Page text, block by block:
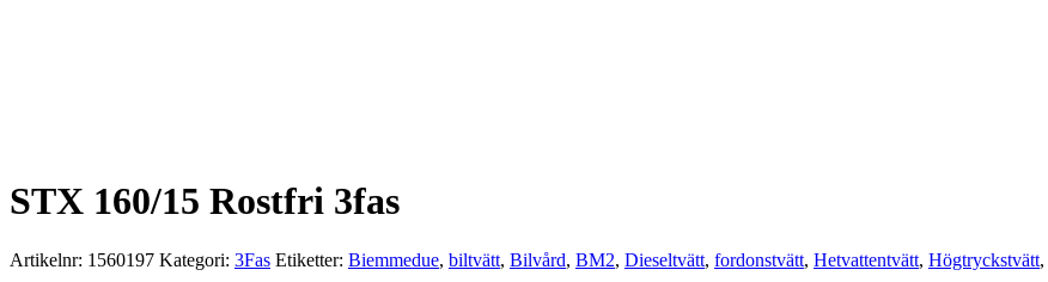
STX 160/15 Rostfri 3fas
Artikelnr: 1560197 Kategori: 3Fas Etiketter: Biemmedue, biltvätt, Bilvård, BM2, Dieseltvätt, fordonstvätt, Hetvattentvätt, Högtryckstvätt,